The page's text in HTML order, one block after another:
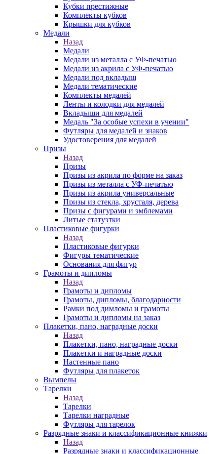
Кубки престижные
Комплекты кубков
Крышки для кубков
Медали
Назад
Медали
Медали из металла с УФ-печатью
Медали из акрила с УФ-печатью
Медали под вкладыш
Медали тематические
Комплекты медалей
Ленты и колодки для медалей
Вкладыши для медалей
Медаль "За особые успехи в учении"
Футляры для медалей и знаков
Удостоверения для медалей
Призы
Назад
Призы
Призы из акрила по форме на заказ
Призы из металла с УФ-печатью
Призы из акрила универсальные
Призы из стекла, хрусталя, дерева
Призы с фигурами и эмблемами
Литые статуэтки
Пластиковые фигурки
Назад
Пластиковые фигурки
Фигуры тематические
Основания для фигур
Грамоты и дипломы
Назад
Грамоты и дипломы
Грамоты, дипломы, благодарности
Рамки под димломы и грамоты
Грамоты и дипломы на заказ
Плакетки, пано, наградные доски
Назад
Плакетки, пано, наградные доски
Плакетки и наградные доски
Настенные пано
Футляры для плакеток
Вымпелы
Тарелки
Назад
Тарелки
Тарелки наградные
Футляры для тарелок
Разрядные знаки и классификационные книжки
Назад
Разрядные знаки и классификационные